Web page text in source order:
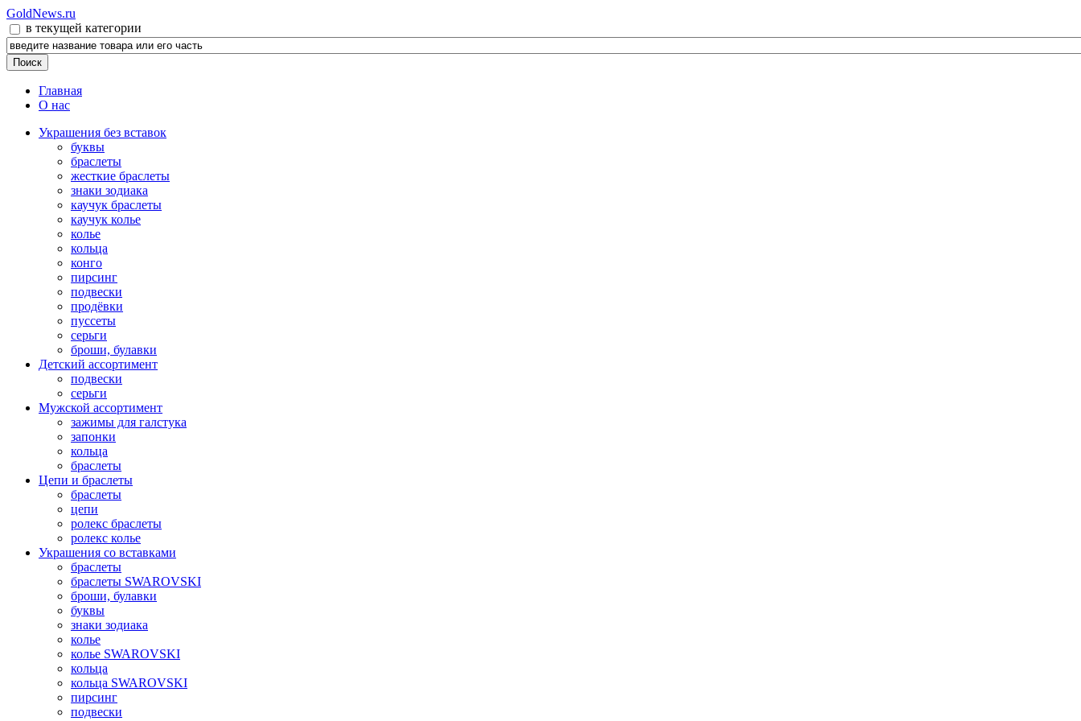
GoldNews.ru
в текущей категории
Главная
О нас
Украшения без вставок
буквы
браслеты
жесткие браслеты
знаки зодиака
каучук браслеты
каучук колье
колье
кольца
конго
пирсинг
подвески
продёвки
пуссеты
серьги
броши, булавки
Детский ассортимент
подвески
серьги
Мужской ассортимент
зажимы для галстука
запонки
кольца
браслеты
Цепи и браслеты
браслеты
цепи
ролекс браслеты
ролекс колье
Украшения со вставками
браслеты
браслеты SWAROVSKI
броши, булавки
буквы
знаки зодиака
колье
колье SWAROVSKI
кольца
кольца SWAROVSKI
пирсинг
подвески